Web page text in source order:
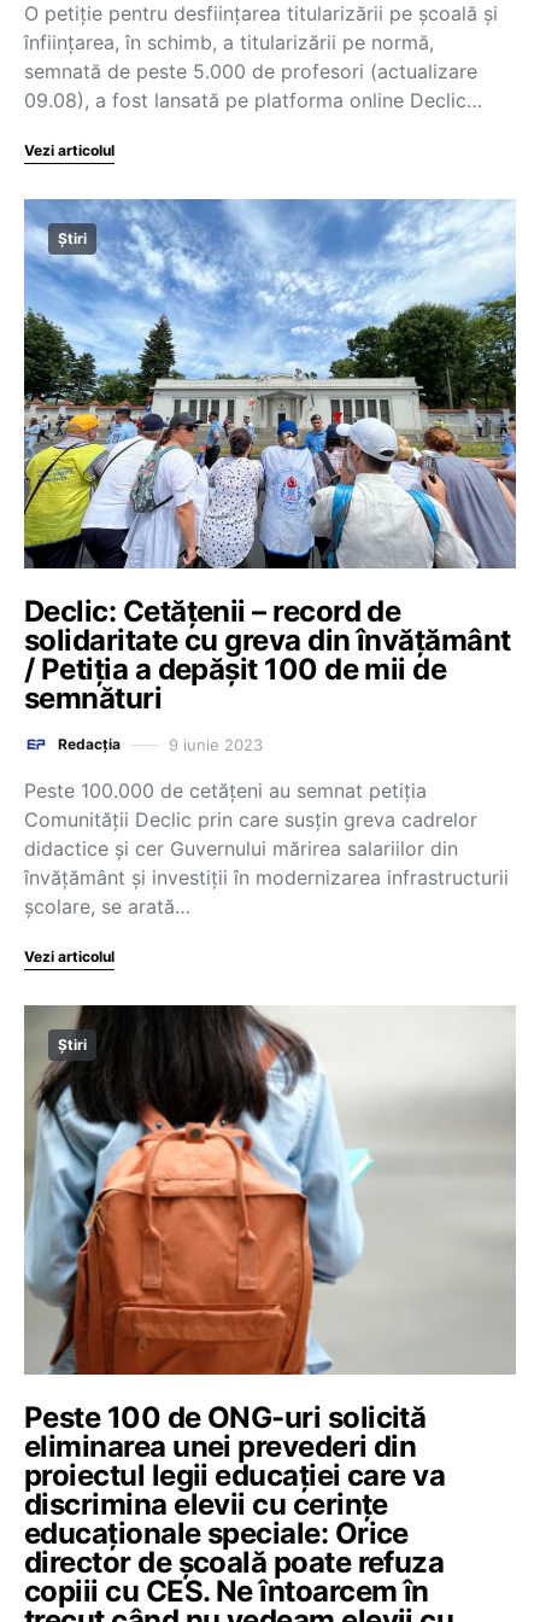
O petiție pentru desființarea titularizării pe școală și
înființarea, în schimb, a titularizării pe normă,
semnată de peste 5.000 de profesori (actualizare
09.08), a fost lansată pe platforma online Declic…
Vezi articolul
Știri
Declic: Cetățenii – record de
solidaritate cu greva din învățământ
/ Petiția a depășit 100 de mii de
semnături
Redacția 9 iunie 2023
Peste 100.000 de cetățeni au semnat petiția
Comunității Declic prin care susțin greva cadrelor
didactice și cer Guvernului mărirea salariilor din
învățământ și investiții în modernizarea infrastructurii
școlare, se arată…
Vezi articolul
Știri
Peste 100 de ONG-uri solicită
eliminarea unei prevederi din
proiectul legii educației care va
discrimina elevii cu cerințe
educaționale speciale: Orice
director de școală poate refuza
copiii cu CES. Ne întoarcem în